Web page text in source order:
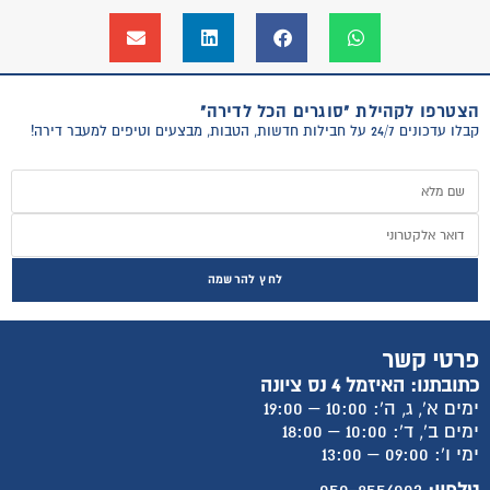
הצטרפו לקהילת "סוגרים הכל לדירה"
קבלו עדכונים 24/7 על חבילות חדשות, הטבות, מבצעים וטיפים למעבר דירה!
לחץ להרשמה
פרטי קשר
כתובתנו: האיזמל 4 נס ציונה
ימים א', ג, ה': 10:00 – 19:00
ימים ב', ד': 10:00 – 18:00
ימי ו': 09:00 – 13:00